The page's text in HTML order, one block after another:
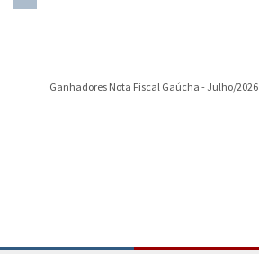
Ganhadores Nota Fiscal Gaúcha - Julho/2026